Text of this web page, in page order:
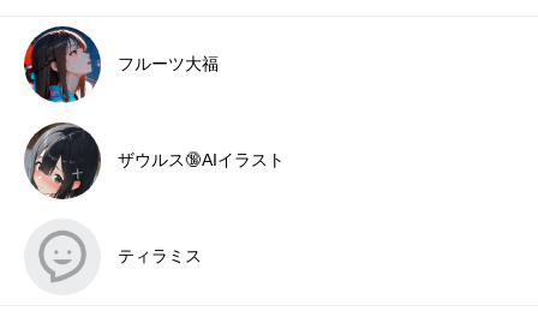
フルーツ大福
ザウルス🔞AIイラスト
ティラミス